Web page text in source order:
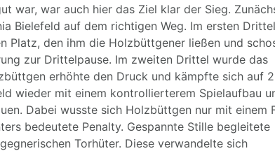
war, war auch hier das Ziel klar der Sieg.
Bielefeld auf dem richtigen Weg. Im ersten Drittel
Platz, den ihm die Holzbüttgener ließen und
zur Drittelpause. Im zweiten Drittel wurde das
erhöhte den Druck und kämpfte sich auf
wieder mit einem kontrollierterem Spielaufbau
Dabei wusste sich Holzbüttgen nur mit einem
bedeutete Penalty. Gespannte Stille begleitete
Torhüter. Diese verwandelte sich